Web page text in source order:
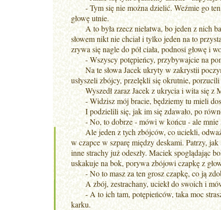
- Tym się nie można dzielić. Weźmie go ten,
głowę utnie.
A to była rzecz niełatwa, bo jeden z nich
słowem nikt nie chciał i tylko jeden na to
zrywa się nagle do pół ciała, podnosi głowę i
- Wszyscy potępieńcy, przybywajcie na
Na te słowa Jacek ukryty w zakrystii
usłyszeli zbójcy, przelękli się okrutnie,
Wyszedł zaraz Jacek z ukrycia i wita się z
- Widzisz mój bracie, będziemy tu mieli
I podzielili się, jak im się zdawało, po
- No, to dobrze - mówi w końcu - ale mnie
Ale jeden z tych zbójców, co uciekli,
w czapce w szparę między deskami. Patrzy,
inne strachy już odeszły. Maciek spoglądając
uskakuje na bok, porywa zbójowi czapkę z
- No to masz za ten grosz czapkę, co ją
A zbój, zestrachany, uciekł do swoich i
- A to ich tam, potępieńców, taka moc
karku.